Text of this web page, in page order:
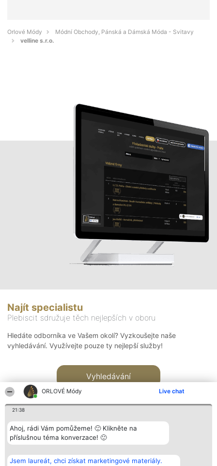
ORLOVÉ Módy Live chat
21:38
Ahoj, rádi Vám pomůžeme! 🙂 Klikněte na
příslušnou téma konverzace! 🙂
Jsem laureát, chci získat marketingové materiály.
Orlové Módy
Módní Obchody, Pánská a Dámská Móda - Svitavy
velline s.r.o.
Najít specialistu
Plebiscit sdružuje těch nejlepších v oboru
Hledáte odborníka ve Vašem okolí? Vyzkoušejte naše
vyhledávání. Využívejte pouze ty nejlepší služby!
Vyhledávání
Bright Side Solutions sp. z o.
o. sp. k.
Vítězové
Seznam všech
Kontakt